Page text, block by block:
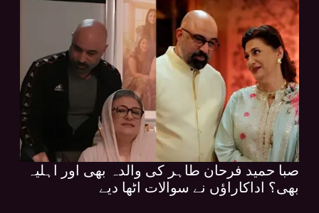
صبا حمید فرحان طاہر کی والدہ بھی اور اہلیہ
بھی؟ اداکاراؤں نے سوالات اٹھا دیے